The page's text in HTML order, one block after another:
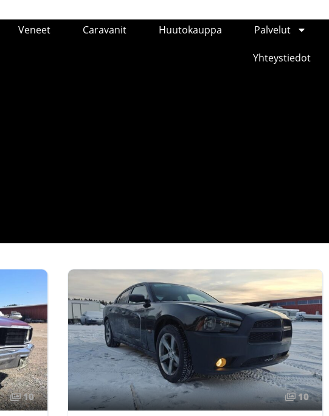
Veneet Caravanit Huutokauppa Palvelut
Yhteystiedot
10 10